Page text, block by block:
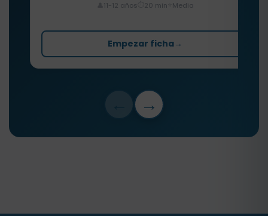
11-12 años 20 min Media
Empezar ficha→
→